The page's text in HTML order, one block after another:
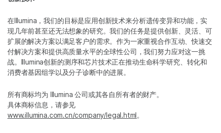
在Illumina，我们的目标是应用创新技术来分析遗传变异和功能，实
现几年前甚至还无法想象的研究。我们的任务是提供创新、灵活、可
扩展的解决方案以满足客户的需求。作为一家重视合作互动、快速交
付解决方案和提供高质量水平的全球性公司，我们努力应对这一挑
战。Illumina创新的测序和芯片技术正在推动生命科学研究、转化和
消费者基因组学以及分子诊断中的进展。
所有商标均为 Illumina 公司或其各自所有者的财产。
具体商标信息，请参见
www.illumina.com.cn/company/legal.html。